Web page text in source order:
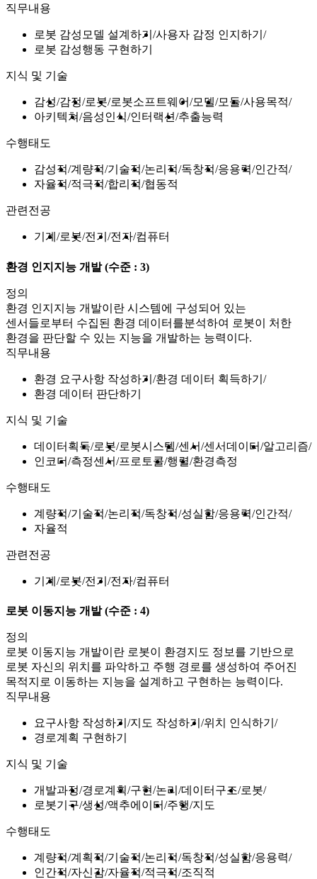
직무내용
로봇 감성모델 설계하기
사용자 감정 인지하기
로봇 감성행동 구현하기
지식 및 기술
감성 감정 로봇 로봇소프트웨어 모델 모듈 사용목적
아키텍쳐 음성인식 인터랙션 추출능력
수행태도
감성적 계량적 기술적 논리적 독창적 응용력 인간적
자율적 적극적 합리적 협동적
관련전공
기계 로봇 전기 전자 컴퓨터
환경 인지지능 개발(수준 : 3)
정의
환경 인지지능 개발이란 시스템에 구성되어 있는
센서들로부터 수집된 환경 데이터를분석하여 로봇이 처한
환경을 판단할 수 있는 지능을 개발하는 능력이다.
직무내용
환경 요구사항 작성하기
환경 데이터 획득하기
환경 데이터 판단하기
지식 및 기술
데이터획득 로봇 로봇시스템 센서 센서데이터 알고리즘
인코더 측정센서 프로토콜 행렬 환경측정
수행태도
계량적 기술적 논리적 독창적 성실함 응용력 인간적
자율적
관련전공
기계 로봇 전기 전자 컴퓨터
로봇 이동지능 개발(수준 : 4)
정의
로봇 이동지능 개발이란 로봇이 환경지도 정보를 기반으로
로봇 자신의 위치를 파악하고 주행 경로를 생성하여 주어진
목적지로 이동하는 지능을 설계하고 구현하는 능력이다.
직무내용
요구사항 작성하기 지도 작성하기
위치 인식하기
경로계획 구현하기
지식 및 기술
개발과정 경로계획 구현 논리 데이터구조 로봇
로봇기구 생성 액추에이터 주행 지도
수행태도
계량적 계획적 기술적 논리적 독창적 성실함 응용력
인간적 자신감 자율적 적극적 조직적